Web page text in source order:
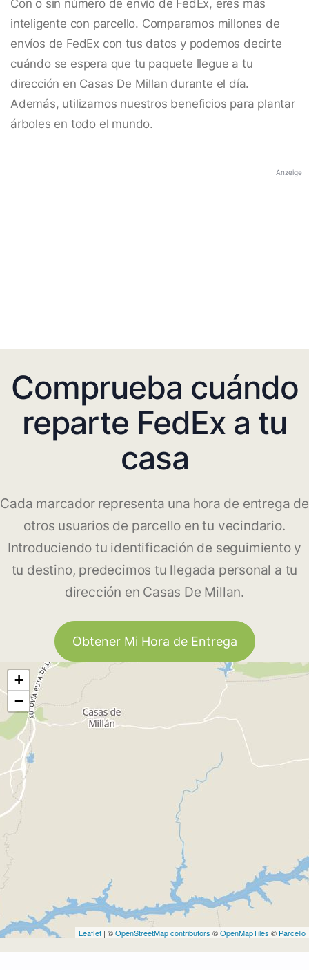
Con o sin número de envío de FedEx, eres más
inteligente con parcello. Comparamos millones de
envíos de FedEx con tus datos y podemos decirte
cuándo se espera que tu paquete llegue a tu
dirección en Casas De Millan durante el día.
Además, utilizamos nuestros beneficios para plantar
árboles en todo el mundo.
Anzeige
Comprueba cuándo
reparte FedEx a tu
casa
Cada marcador representa una hora de entrega de
otros usuarios de parcello en tu vecindario.
Introduciendo tu identificación de seguimiento y
tu destino, predecimos tu llegada personal a tu
dirección en Casas De Millan.
Obtener Mi Hora de Entrega
+
−
Leaflet | ©OpenStreetMap contributors ©OpenMapTiles © Parcello